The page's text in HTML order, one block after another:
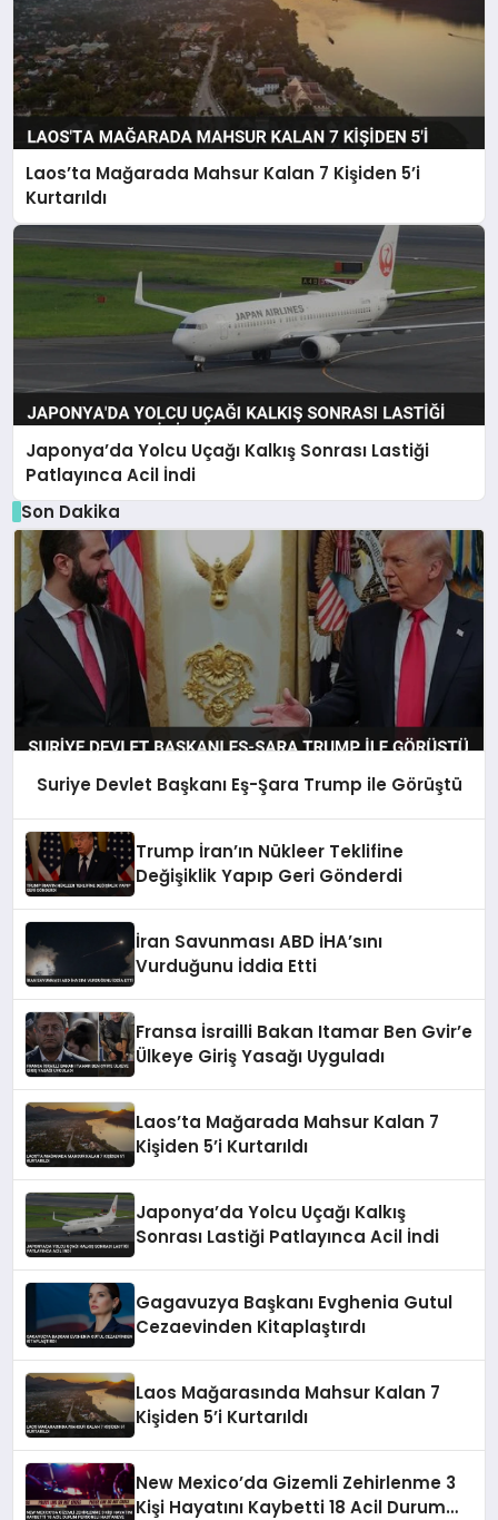
Laos’ta Mağarada Mahsur Kalan 7 Kişiden 5’i
Kurtarıldı
Japonya’da Yolcu Uçağı Kalkış Sonrası Lastiği
Patlayınca Acil İndi
Son Dakika
Suriye Devlet Başkanı Eş-Şara Trump ile Görüştü
Trump İran’ın Nükleer Teklifine
Değişiklik Yapıp Geri Gönderdi
İran Savunması ABD İHA’sını
Vurduğunu İddia Etti
Fransa İsrailli Bakan Itamar Ben Gvir’e
Ülkeye Giriş Yasağı Uyguladı
Laos’ta Mağarada Mahsur Kalan 7
Kişiden 5’i Kurtarıldı
Japonya’da Yolcu Uçağı Kalkış
Sonrası Lastiği Patlayınca Acil İndi
Gagavuzya Başkanı Evghenia Gutul
Cezaevinden Kitaplaştırdı
Laos Mağarasında Mahsur Kalan 7
Kişiden 5’i Kurtarıldı
New Mexico’da Gizemli Zehirlenme 3
Kişi Hayatını Kaybetti 18 Acil Durum